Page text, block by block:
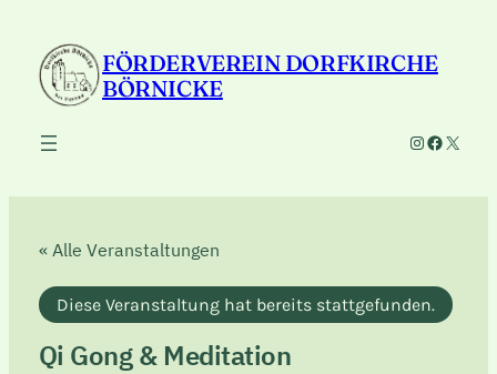
FÖRDERVEREIN DORFKIRCHE
BÖRNICKE
Instagram
X
« Alle Veranstaltungen
Diese Veranstaltung hat bereits stattgefunden.
Qi Gong & Meditation